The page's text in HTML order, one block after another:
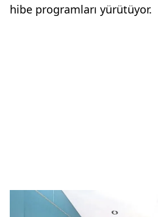
hibe programları yürütüyor.